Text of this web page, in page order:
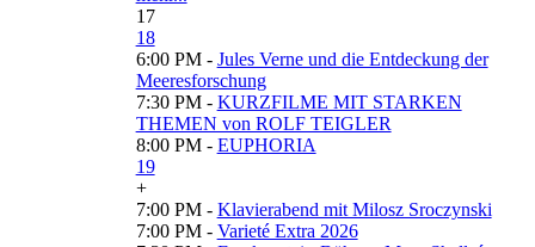
17
18
6:00 PM - Jules Verne und die Entdeckung der
Meeresforschung
7:30 PM - KURZFILME MIT STARKEN
THEMEN von ROLF TEIGLER
8:00 PM - EUPHORIA
19
+
7:00 PM - Klavierabend mit Milosz Sroczynski
7:00 PM - Varieté Extra 2026